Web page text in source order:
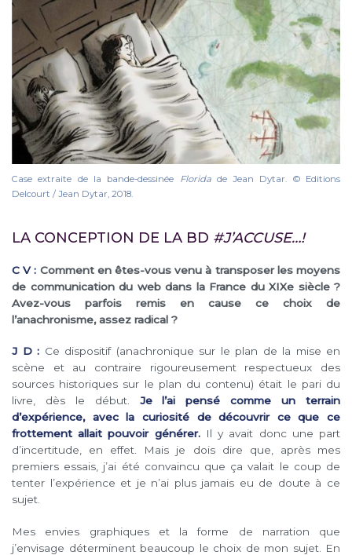
Case extraite de la bande-dessinée Floridade Jean Dytar. © Editions
Delcourt / Jean Dytar, 2018.
LA CONCEPTION DE LA BD #J’ACCUSE…!
C V : Comment en êtes-vous venu à transposer les moyens
de communication du web dans la France du XIXe siècle ?
Avez-vous parfois remis en cause ce choix de
l’anachronisme, assez radical ?
J D : Ce dispositif (anachronique sur le plan de la mise en
scène et au contraire rigoureusement respectueux des
sources historiques sur le plan du contenu) était le pari du
livre, dès le début. Je l’ai pensé comme un terrain
d’expérience, avec la curiosité de découvrir ce que ce
frottement allait pouvoir générer.Il y avait donc une part
d’incertitude, en effet. Mais je dois dire que, après mes
premiers essais, j’ai été convaincu que ça valait le coup de
tenter l’expérience et je n’ai plus jamais eu de doute à ce
sujet.
Mes envies graphiques et la forme de narration que
j’envisage déterminent beaucoup le choix de mon sujet. En